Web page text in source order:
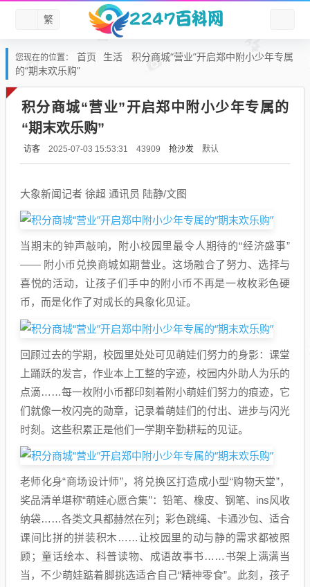
繁
您现在的位置： 首页 生活
积分商城“营业”开启郑中附小少年专属
的“期末欢乐购”
积分商城“营业”开启郑中附小少年专属的
“期末欢乐购”
访客 2025-07-03 15:53:31 43909 抢沙发 默认
大象新闻记者 徐超 通讯员 陆静/文图
当期末的钟声敲响，附小校园里最令人期待的“经济盛事”
—— 附小币兑换商城如期营业。这场融合了努力、选择与
喜悦的活动，让孩子们手中的附小币不再是一枚枚彩色硬
币，而是化作了对成长的具象化见证。
回顾过去的学期，校园里处处可见萌娃们努力的身影：课堂
上踊跃的发言，作业本上工整的字迹，校园内外助人为乐的
点滴……每一枚附小币都印刻着附小萌娃们努力的痕迹，它
们就像一枚闪亮的勋章，记录着萌娃们的付出、进步与闪光
时刻。这些积累正是他们一学期辛勤耕耘的见证。
老师化身“商场设计师”，将兑换区打造成小型“购物天堂”，
奖品清单堪称“萌娃心愿合集”：铅笔、橡皮、钢笔、ins风收
纳袋……各类文具都赫然在列；彩色跳绳、卡通沙包、适合
课间比拼的拼装积木……让校园里的动与静的需求都被照
顾；童话绘本、科普读物、成语故事书……书架上满满当
当，不少萌娃踮着脚挑选适合自己“精神零食”。此刻，孩子